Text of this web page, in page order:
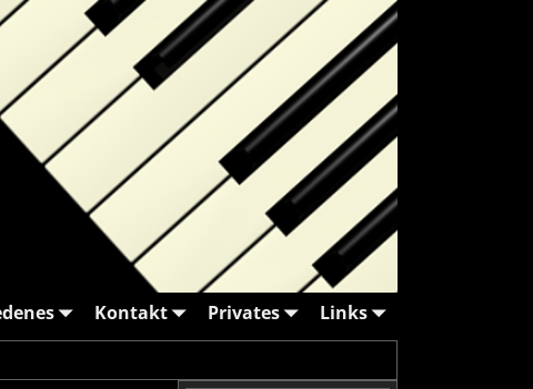
Kontakt Privates
Links